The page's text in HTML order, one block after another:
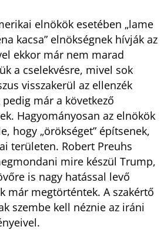
elnökök esetében „lame
kacsa” elnökségnek hívják az
ekkor már nem marad
a cselekvésre, mivel sok
visszakerül az ellenzék
már a következő
Hagyományosan az elnökök
hogy „örökséget” építsenek,
területen. Robert Preuhs
mire készül Trump,
is nagy hatással levő
már megtörténtek. A szakértő
szembe kell néznie az iráni